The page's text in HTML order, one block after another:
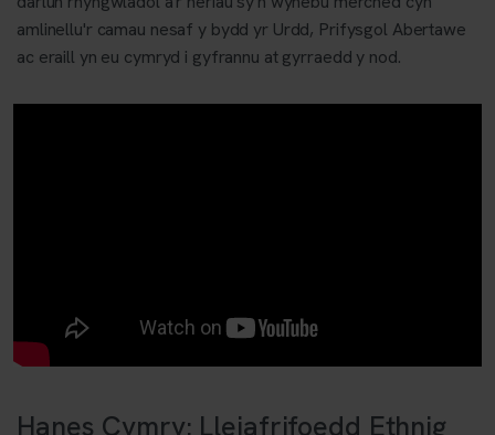
amlinellu'r camau nesaf y bydd yr Urdd, Prifysgol Abertawe
ac eraill yn eu cymryd i gyfrannu at gyrraedd y nod.
Hanes Cymry: Lleiafrifoedd Ethnig